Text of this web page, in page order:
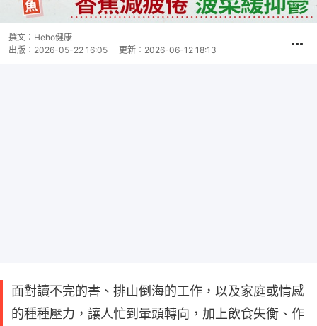
撰文： Heho健康
出版： 2026-05-22 16:05 更新： 2026-06-12 18:13
面對讀不完的書、排山倒海的工作，以及家庭或情感
的種種壓力，讓人忙到暈頭轉向，加上飲食失衡、作